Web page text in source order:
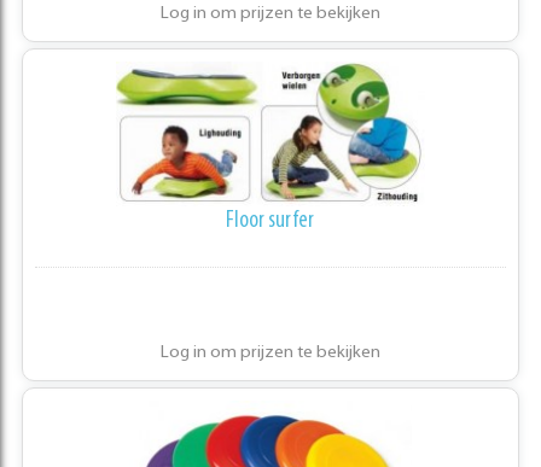
Log in om prijzen te bekijken
Floor surfer
Log in om prijzen te bekijken